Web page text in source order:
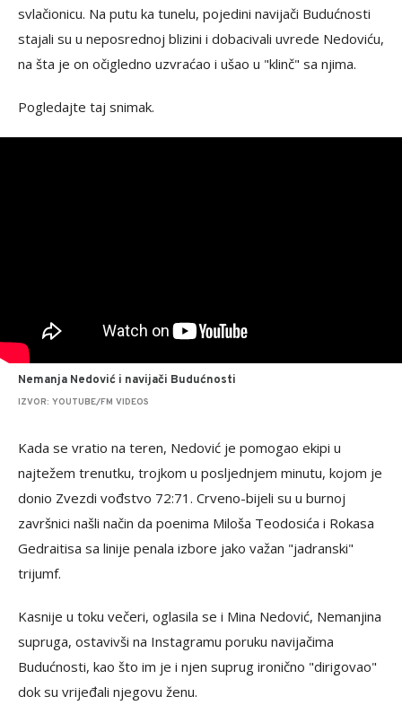
svlačionicu. Na putu ka tunelu, pojedini navijači Budućnosti
stajali su u neposrednoj blizini i dobacivali uvrede Nedoviću,
na šta je on očigledno uzvraćao i ušao u "klinč" sa njima.
Pogledajte taj snimak.
Nemanja Nedović i navijači Budućnosti
IZVOR: YOUTUBE/FM VIDEOS
Kada se vratio na teren, Nedović je pomogao ekipi u
najtežem trenutku, trojkom u posljednjem minutu, kojom je
donio Zvezdi vođstvo 72:71. Crveno-bijeli su u burnoj
završnici našli način da poenima Miloša Teodosića i Rokasa
Gedraitisa sa linije penala izbore jako važan "jadranski"
trijumf.
Kasnije u toku večeri, oglasila se i Mina Nedović, Nemanjina
supruga, ostavivši na Instagramu poruku navijačima
Budućnosti, kao što im je i njen suprug ironično "dirigovao"
dok su vrijeđali njegovu ženu.